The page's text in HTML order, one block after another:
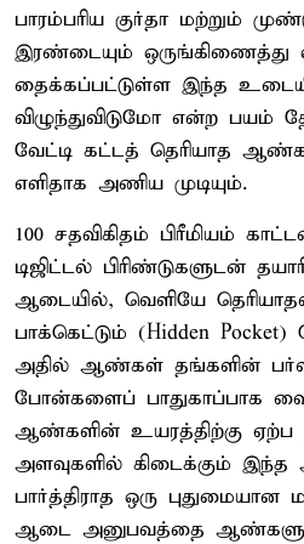
பாரம்பரிய குர்தா மற்றும்
இரண்டையும்
தைக்கப்பட்டுள்ள இந்த
விழுந்துவிடுமோ என்ற பயம்
வேட்டி கட்டத் தெரியாத
எளிதாக அணிய முடியும்.
100 சதவிகிதம் பிரீமியம்
டிஜிட்டல் பிரிண்டுகளுடன்
ஆடையில், வெளியே
பாக்கெட்டும் (Hidden
அதில் ஆண்கள் தங்களின்
போன்களைப் பாதுகாப்பாக
ஆண்களின் உயரத்திற்கு ஏற்ப
அளவுகளில் கிடைக்கும்
பார்த்திராத ஒரு புதுமையான
ஆடை அனுபவத்தை